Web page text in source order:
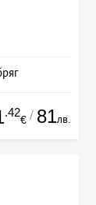
.42
€ / 81лв.